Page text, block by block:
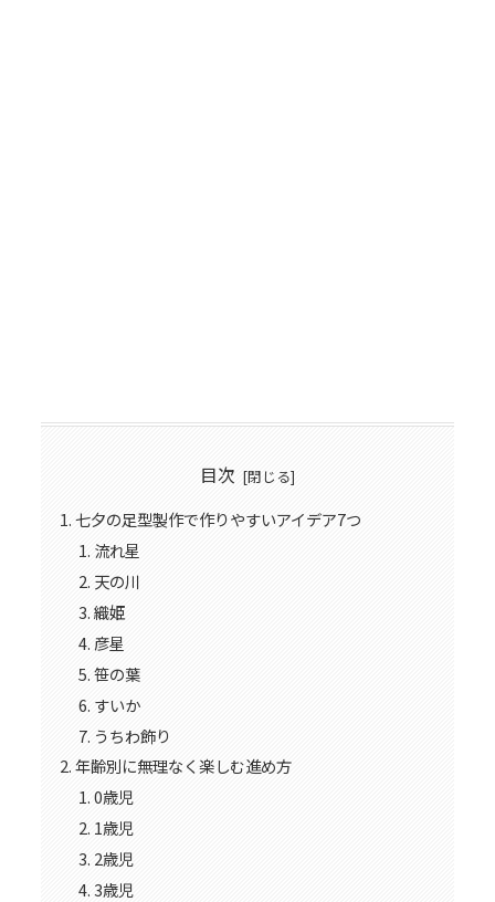
目次
七夕の足型製作で作りやすいアイデア7つ
流れ星
天の川
織姫
彦星
笹の葉
すいか
うちわ飾り
年齢別に無理なく楽しむ進め方
0歳児
1歳児
2歳児
3歳児